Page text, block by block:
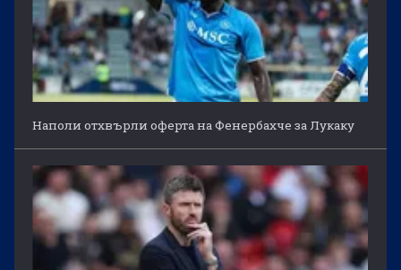
Наполи отхвърли оферта на Фенербахче за Лукаку